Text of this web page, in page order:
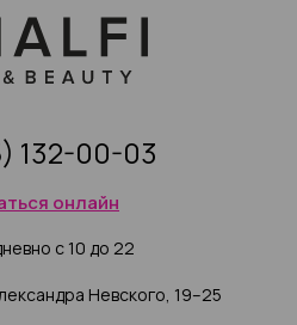
Невского, 19–25
с 10 до 22
онлайн
132-00-03